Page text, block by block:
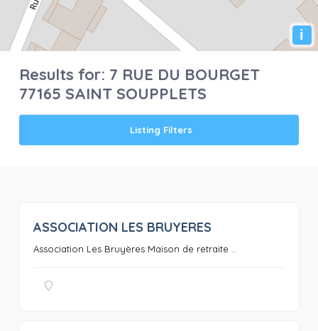
i
Results for: 7 RUE DU BOURGET
77165 SAINT SOUPPLETS
Listing Filters
ASSOCIATION LES BRUYERES
Association Les Bruyères Maison de retraite ...